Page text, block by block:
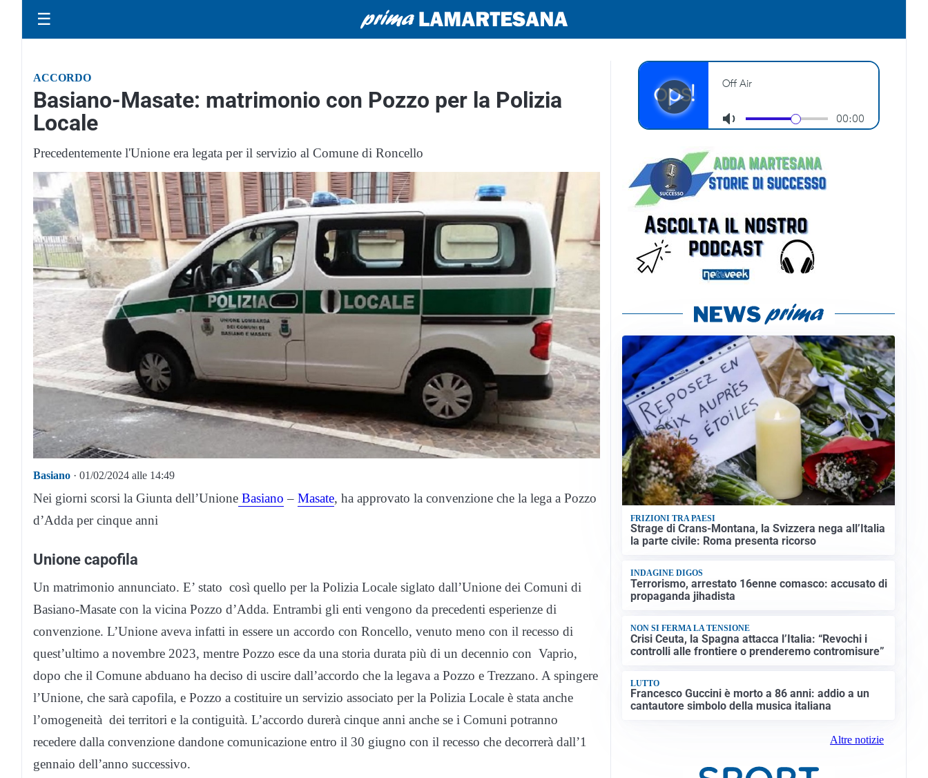
☰
ACCORDO
Basiano-Masate: matrimonio con Pozzo per la Polizia
Locale
Precedentemente l'Unione era legata per il servizio al Comune di Roncello
Basiano · 01/02/2024 alle 14:49
Nei giorni scorsi la Giunta dell’Unione Basiano – Masate, ha approvato la convenzione che la lega a Pozzo
d’Adda per cinque anni
Unione capofila
Un matrimonio annunciato. E’ stato così quello per la Polizia Locale siglato dall’Unione dei Comuni di
Basiano-Masate con la vicina Pozzo d’Adda. Entrambi gli enti vengono da precedenti esperienze di
convenzione. L’Unione aveva infatti in essere un accordo con Roncello, venuto meno con il recesso di
quest’ultimo a novembre 2023, mentre Pozzo esce da una storia durata più di un decennio con Vaprio,
dopo che il Comune abduano ha deciso di uscire dall’accordo che la legava a Pozzo e Trezzano. A spingere
l’Unione, che sarà capofila, e Pozzo a costituire un servizio associato per la Polizia Locale è stata anche
l’omogeneità dei territori e la contiguità. L’accordo durerà cinque anni anche se i Comuni potranno
recedere dalla convenzione dandone comunicazione entro il 30 giugno con il recesso che decorrerà dall’1
gennaio dell’anno successivo.
FRIZIONI TRA PAESI
Strage di Crans-Montana, la Svizzera nega all’Italia
la parte civile: Roma presenta ricorso
INDAGINE DIGOS
Terrorismo, arrestato 16enne comasco: accusato di
propaganda jihadista
NON SI FERMA LA TENSIONE
Crisi Ceuta, la Spagna attacca l’Italia: “Revochi i
controlli alle frontiere o prenderemo contromisure”
LUTTO
Francesco Guccini è morto a 86 anni: addio a un
cantautore simbolo della musica italiana
Altre notizie